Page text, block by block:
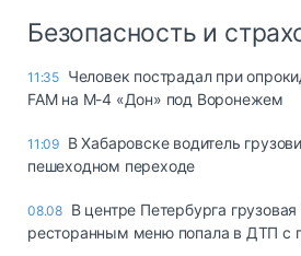
Безопасность и
11:35 Человек пострадал при
FAM на М-4 «Дон» под Воронежем
11:09 В Хабаровске водитель
пешеходном переходе
08.08 В центре Петербурга грузовая
ресторанным меню попала в ДТП с